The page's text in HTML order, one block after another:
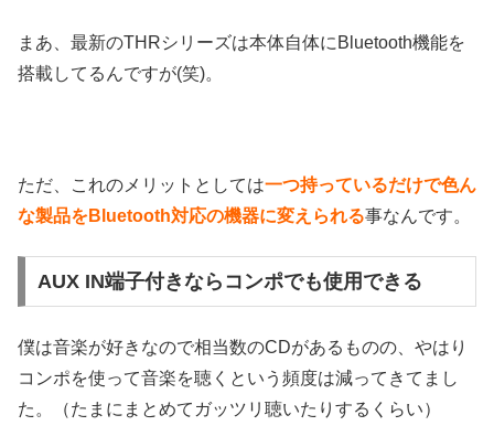
まあ、最新のTHRシリーズは本体自体にBluetooth機能を
搭載してるんですが(笑)。
ただ、これのメリットとしては一つ持っているだけで色ん
な製品をBluetooth対応の機器に変えられる事なんです。
AUX IN端子付きならコンポでも使用できる
僕は音楽が好きなので相当数のCDがあるものの、やはり
コンポを使って音楽を聴くという頻度は減ってきてまし
た。（たまにまとめてガッツリ聴いたりするくらい）